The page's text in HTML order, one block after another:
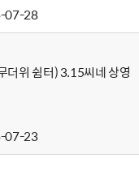
07-28
(8월 무더위 쉼터) 3.15씨네 상영
07-23